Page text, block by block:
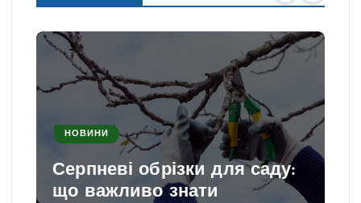
НОВИНИ
Серпневі обрізки для саду:
що важливо знати